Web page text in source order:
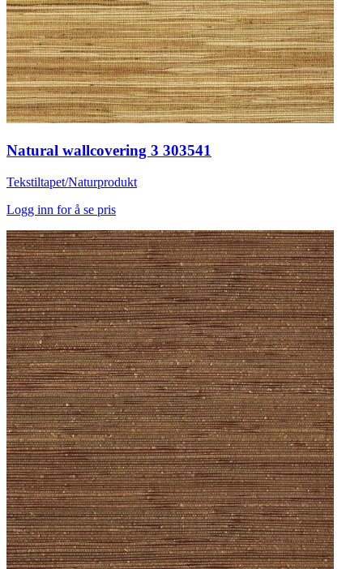
Natural wallcovering 3 303541
Tekstiltapet/Naturprodukt
Logg inn for å se pris